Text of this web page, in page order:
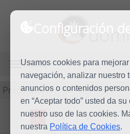
Configuración
Usamos cookies para
navegación, analizar nuestro
anuncios o contenidos
en “Aceptar todo” usted da
nuestro uso de las cookies.
nuestra Política de Cookies.
MENÚ
Predicación
L M X J